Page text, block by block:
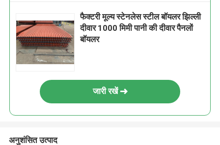
फैक्टरी मूल्य स्टेनलेस स्टील बॉयलर झिल्ली
दीवार 1000 मिमी पानी की दीवार पैनलों
बॉयलर
जारी रखें
अनुशंसित उत्पाद